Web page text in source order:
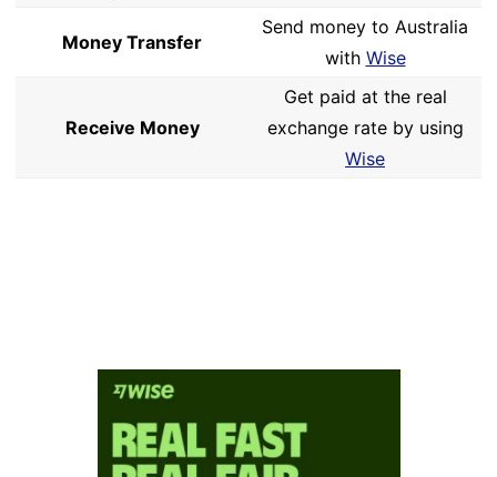
Money Transfer
Send money to Australia
with Wise
Receive Money
Get paid at the real
exchange rate by using
Wise